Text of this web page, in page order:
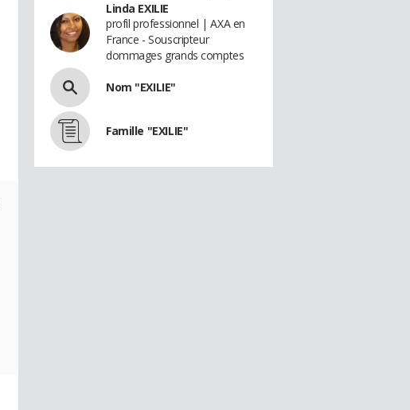
Linda EXILIE
profil professionnel | AXA en
France - Souscripteur
dommages grands comptes
Nom "EXILIE"
Famille "EXILIE"